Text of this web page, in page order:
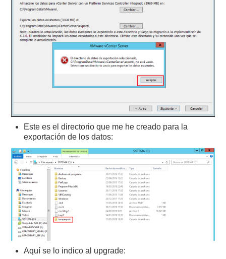
Este es el directorio que me he creado para la
exportación de los datos:
Aquí se lo indico al upgrade: